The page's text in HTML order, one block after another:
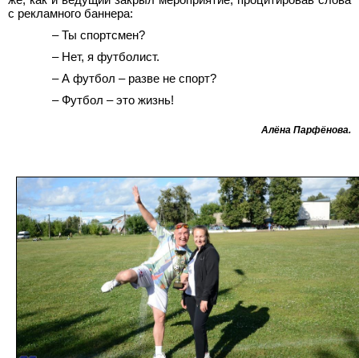
с рекламного баннера:
– Ты спортсмен?
– Нет, я футболист.
– А футбол – разве не спорт?
– Футбол – это жизнь!
Алёна Парфёнова.